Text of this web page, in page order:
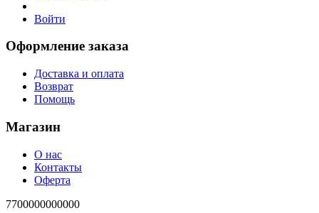
Войти
Оформление заказа
Доставка и оплата
Возврат
Помощь
Магазин
О нас
Контакты
Оферта
7700000000000